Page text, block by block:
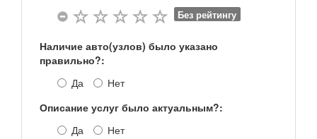
Без рейтингу
Наличие авто(узлов) было указано
правильно?:
Да
Нет
Описание услуг было актуальным?:
Да
Нет